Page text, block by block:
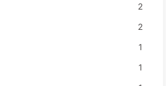
2
2
1
1